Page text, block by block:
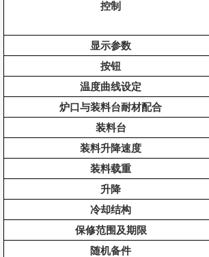
控制
显示参数
按钮
温度曲线设定
炉口与装料台耐材配合
装料台
装料升降速度
装料载重
升降
冷却结构
保修范围及期限
随机备件